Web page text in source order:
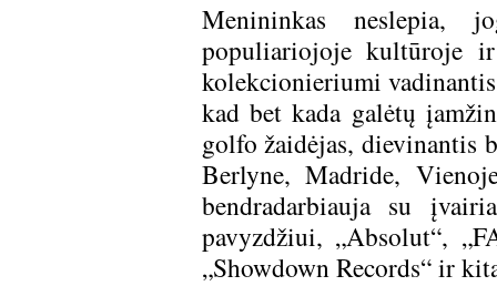
Menininkas neslepia,
populiariojoje kultūroje ir
kolekcionieriumi
kad bet kada galėtų
golfo žaidėjas, dievinantis
Berlyne, Madride,
bendradarbiauja su
pavyzdžiui, „Absolut“,
„Showdown Records“ ir